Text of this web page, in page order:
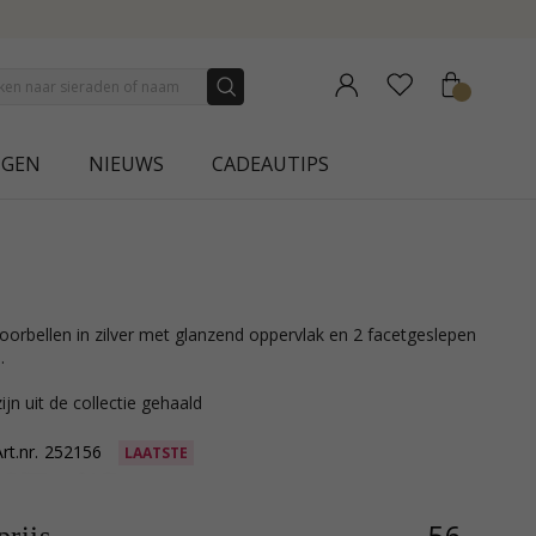
NIEUWS CADEAUTIPS
uit de collectie gehaald
252156 LAATSTE